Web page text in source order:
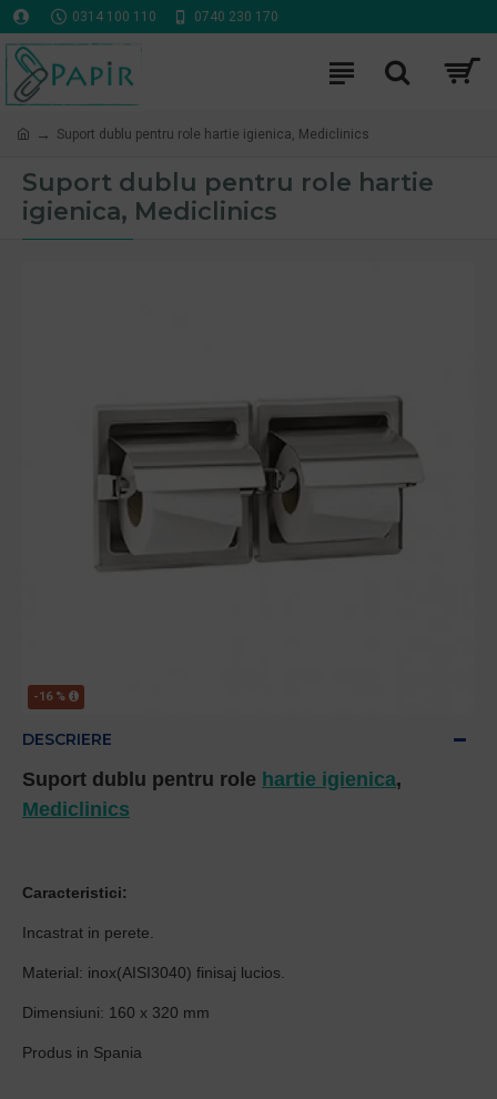
0314 100 110 0740 230 170
Suport dublu pentru role hartie igienica, Mediclinics
Suport dublu pentru role hartie
igienica, Mediclinics
-16 %
DESCRIERE
Suport dublu pentru role hartie igienica,
Mediclinics
Caracteristici:
Incastrat in perete.
Material: inox(AISI3040) finisaj lucios.
Dimensiuni: 160 x 320 mm
Produs in Spania